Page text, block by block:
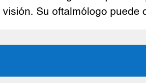
visión. Su oftalmólogo puede